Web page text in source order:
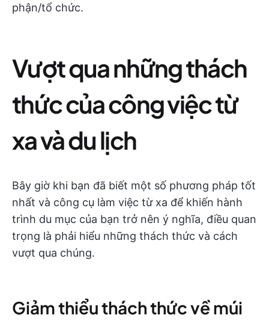
phận/tổ chức.
Vượt qua những thách
thức của công việc từ
xa và du lịch
Bây giờ khi bạn đã biết một số phương pháp tốt
nhất và công cụ làm việc từ xa để khiến hành
trình du mục của bạn trở nên ý nghĩa, điều quan
trọng là phải hiểu những thách thức và cách
vượt qua chúng.
Giảm thiểu thách thức về múi